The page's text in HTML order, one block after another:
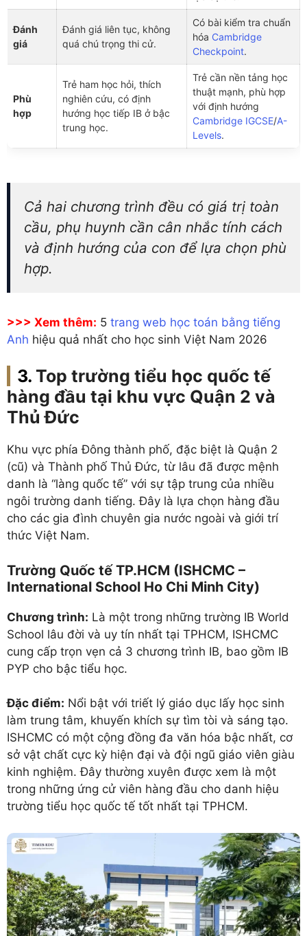
Đánh
giá
Đánh giá liên tục, không
quá chú trọng thi cử.
Có bài kiểm tra chuẩn
hóa Cambridge
Checkpoint.
Phù
hợp
Trẻ ham học hỏi, thích
nghiên cứu, có định
hướng học tiếp IB ở bậc
trung học.
Trẻ cần nền tảng học
thuật mạnh, phù hợp
với định hướng
Cambridge IGCSE/A-
Levels.
Cả hai chương trình đều có giá trị toàn
cầu, phụ huynh cần cân nhắc tính cách
và định hướng của con để lựa chọn phù
hợp.
>>> Xem thêm: 5 trang web học toán bằng tiếng
Anh hiệu quả nhất cho học sinh Việt Nam 2026
Top trường tiểu học quốc tế
hàng đầu tại khu vực Quận 2 và
Thủ Đức
Khu vực phía Đông thành phố, đặc biệt là Quận 2
(cũ) và Thành phố Thủ Đức, từ lâu đã được mệnh
danh là “làng quốc tế” với sự tập trung của nhiều
ngôi trường danh tiếng. Đây là lựa chọn hàng đầu
cho các gia đình chuyên gia nước ngoài và giới trí
thức Việt Nam.
Trường Quốc tế TP.HCM (ISHCMC –
International School Ho Chi Minh City)
Chương trình: Là một trong những trường IB World
School lâu đời và uy tín nhất tại TPHCM, ISHCMC
cung cấp trọn vẹn cả 3 chương trình IB, bao gồm IB
PYP cho bậc tiểu học.
Đặc điểm: Nổi bật với triết lý giáo dục lấy học sinh
làm trung tâm, khuyến khích sự tìm tòi và sáng tạo.
ISHCMC có một cộng đồng đa văn hóa bậc nhất, cơ
sở vật chất cực kỳ hiện đại và đội ngũ giáo viên giàu
kinh nghiệm. Đây thường xuyên được xem là một
trong những ứng cử viên hàng đầu cho danh hiệu
trường tiểu học quốc tế tốt nhất tại TPHCM.